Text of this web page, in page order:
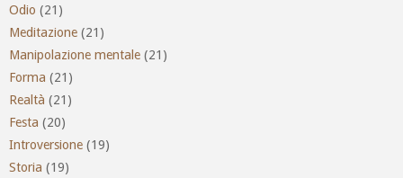
Odio (21)
Meditazione (21)
Manipolazione mentale (21)
Forma (21)
Realtà (21)
Festa (20)
Introversione (19)
Storia (19)